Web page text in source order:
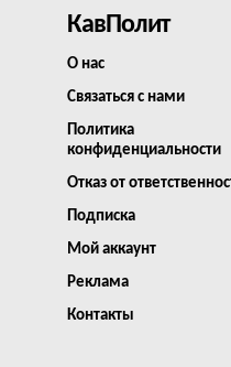
КавПолит
О нас
Связаться с нами
Политика
конфиденциальности
Отказ от
Подписка
Мой аккаунт
Реклама
Контакты